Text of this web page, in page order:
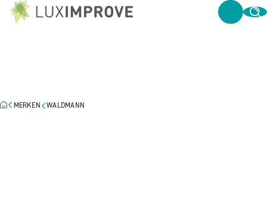
MERKEN WALDMANN